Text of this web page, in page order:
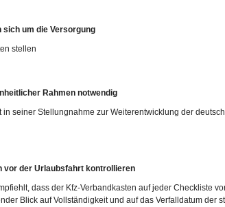
um die Versorgung
stellen
Rahmen notwendig
seiner Stellungnahme zur Weiterentwicklung der
vor der Urlaubsfahrt kontrollieren
dass der Kfz-Verbandkasten auf jeder Checkliste
Blick auf Vollständigkeit und auf das Verfalldatum der